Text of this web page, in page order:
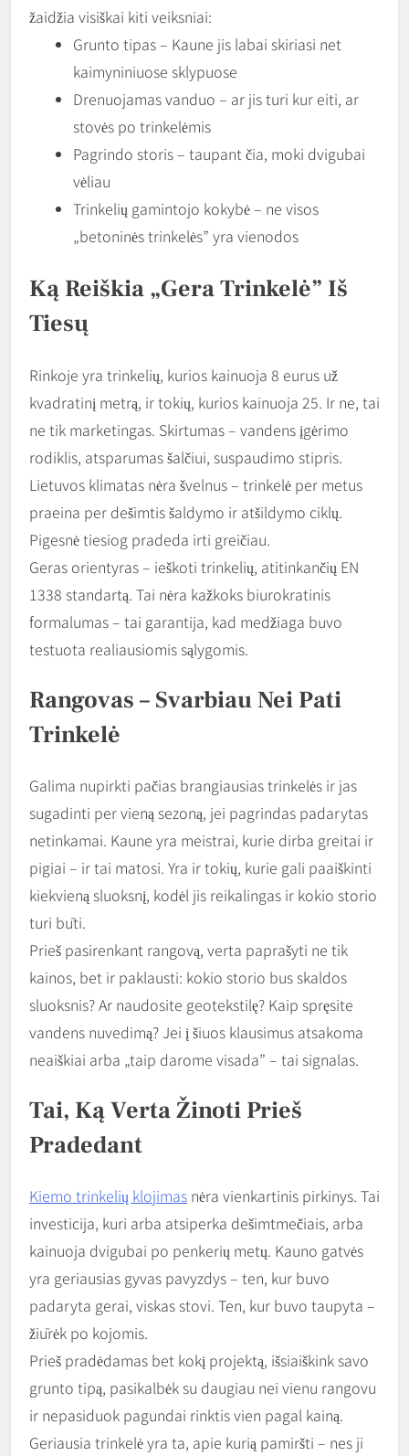
žaidžia visiškai kiti veiksniai:
Grunto tipas – Kaune jis labai skiriasi net
kaimyniniuose sklypuose
Drenuojamas vanduo – ar jis turi kur eiti, ar
stovės po trinkelėmis
Pagrindo storis – taupant čia, moki dvigubai
vėliau
Trinkelių gamintojo kokybė – ne visos
„betoninės trinkelės” yra vienodos
Ką Reiškia „gera Trinkelė” Iš
Tiesų
Rinkoje yra trinkelių, kurios kainuoja 8 eurus už
kvadratinį metrą, ir tokių, kurios kainuoja 25. Ir ne, tai
ne tik marketingas. Skirtumas – vandens įgėrimo
rodiklis, atsparumas šalčiui, suspaudimo stipris.
Lietuvos klimatas nėra švelnus – trinkelė per metus
praeina per dešimtis šaldymo ir atšildymo ciklų.
Pigesnė tiesiog pradeda irti greičiau.
Geras orientyras – ieškoti trinkelių, atitinkančių EN
1338 standartą. Tai nėra kažkoks biurokratinis
formalumas – tai garantija, kad medžiaga buvo
testuota realiausiomis sąlygomis.
Rangovas – Svarbiau Nei Pati
Trinkelė
Galima nupirkti pačias brangiausias trinkelės ir jas
sugadinti per vieną sezoną, jei pagrindas padarytas
netinkamai. Kaune yra meistrai, kurie dirba greitai ir
pigiai – ir tai matosi. Yra ir tokių, kurie gali paaiškinti
kiekvieną sluoksnį, kodėl jis reikalingas ir kokio storio
turi būti.
Prieš pasirenkant rangovą, verta paprašyti ne tik
kainos, bet ir paklausti: kokio storio bus skaldos
sluoksnis? Ar naudosite geotekstilę? Kaip spręsite
vandens nuvedimą? Jei į šiuos klausimus atsakoma
neaiškiai arba „taip darome visada” – tai signalas.
Tai, Ką Verta Žinoti Prieš
Pradedant
Kiemo trinkelių klojimas nėra vienkartinis pirkinys. Tai
investicija, kuri arba atsiperka dešimtmečiais, arba
kainuoja dvigubai po penkerių metų. Kauno gatvės
yra geriausias gyvas pavyzdys – ten, kur buvo
padaryta gerai, viskas stovi. Ten, kur buvo taupyta –
žiūrėk po kojomis.
Prieš pradėdamas bet kokį projektą, išsiaiškink savo
grunto tipą, pasikalbėk su daugiau nei vienu rangovu
ir nepasiduok pagundai rinktis vien pagal kainą.
Geriausia trinkelė yra ta, apie kurią pamiršti – nes ji